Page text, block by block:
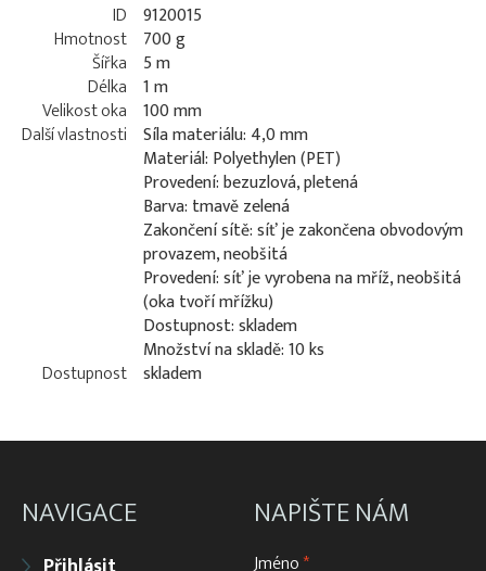
ID 9120015
Hmotnost 700 g
Šířka
5 m
Délka 1 m
Velikost oka 100 mm
Další vlastnosti Síla materiálu: 4,0 mm
Materiál: Polyethylen (PET)
Provedení: bezuzlová, pletená
Barva: tmavě zelená
Zakončení sítě: síť je zakončena obvodovým
provazem, neobšitá
Provedení: síť je vyrobena na mříž, neobšitá
(oka tvoří mřížku)
Dostupnost: skladem
Množství na skladě: 10 ks
Dostupnost skladem
NAVIGACE NAPIŠTE NÁM
Jméno*